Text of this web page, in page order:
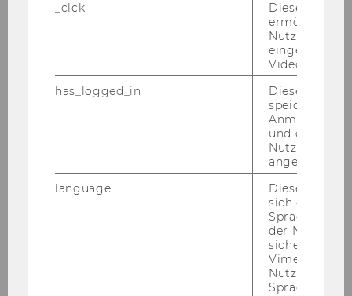
Studieren mit chronischer Krankheit
_clck
Dieses Cookie
ermöglicht
Nutzung des
Video Players
has_logged_in
Dieses Cookie
speichert
und ob sich
Nutzer*in
angemeldet
language
Dieses
sich die
der
Vimeo in der
Nutzer
Sprache